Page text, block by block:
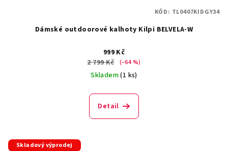
Dámské outdoorové kalhoty Kilpi BELVELA-W
999 Kč
2 799 Kč
(–64 %)
Skladem(1 ks)
Detail
KÓD: TL0407KIDGY34
Skladový výprodej